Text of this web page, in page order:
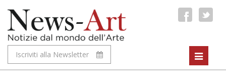
Iscriviti alla Newsletter
Toggle